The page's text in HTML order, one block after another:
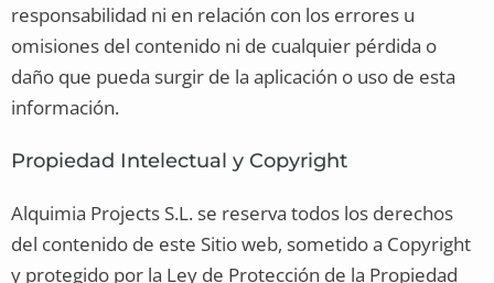
responsabilidad ni en relación con los errores u
omisiones del contenido ni de cualquier pérdida o
daño que pueda surgir de la aplicación o uso de esta
información.
Propiedad Intelectual y Copyright
Alquimia Projects S.L. se reserva todos los derechos
del contenido de este Sitio web, sometido a Copyright
y protegido por la Ley de Protección de la Propiedad